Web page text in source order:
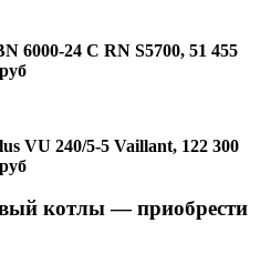
6000-24 C RN S5700, 51 455
руб
VU 240/5-5 Vaillant, 122 300
руб
котлы — приобрести